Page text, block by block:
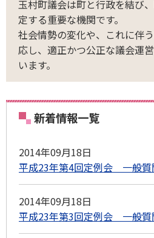
玉村町議会は町と行政を結び
定する重要な機関です。
社会情勢の変化や、これに伴
応し、適正かつ公正な議会運
います。
新着情報一覧
2014年09月18日
平成23年第4回定例会 一般質
2014年09月18日
平成23年第3回定例会 一般質